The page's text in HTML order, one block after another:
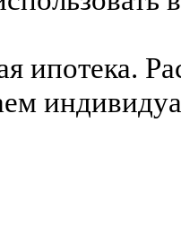
ипотека.